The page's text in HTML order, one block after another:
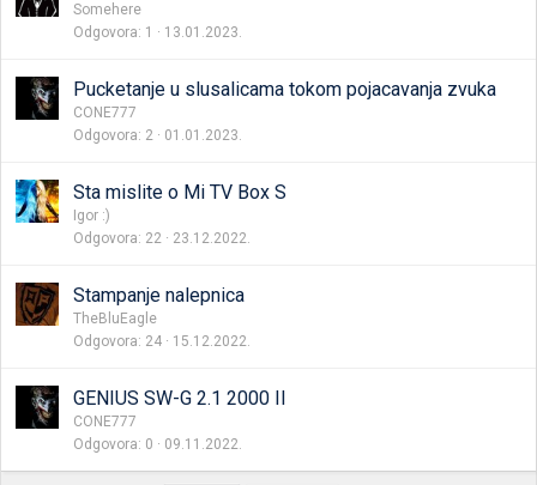
Somehere
Odgovora 1 13.01.2023.
Pucketanje u slusalicama tokom pojacavanja zvuka
CONE777
Odgovora 2 01.01.2023.
Sta mislite o Mi TV Box S
Igor :)
Odgovora 22 23.12.2022.
Stampanje nalepnica
TheBluEagle
Odgovora 24 15.12.2022.
GENIUS SW-G 2.1 2000 II
CONE777
Odgovora 0 09.11.2022.